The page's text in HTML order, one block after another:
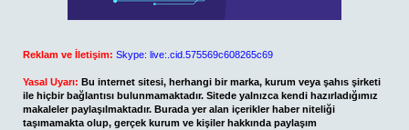
Reklam ve İletişim: Skype: live:.cid.575569c608265c69
Yasal Uyarı: Bu internet sitesi, herhangi bir marka, kurum veya şahıs şirketi
ile hiçbir bağlantısı bulunmamaktadır. Sitede yalnızca kendi hazırladığımız
makaleler paylaşılmaktadır. Burada yer alan içerikler haber niteliği
taşımamakta olup, gerçek kurum ve kişiler hakkında paylaşım